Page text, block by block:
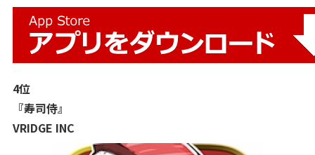
4位
『寿司侍』
VRIDGE INC